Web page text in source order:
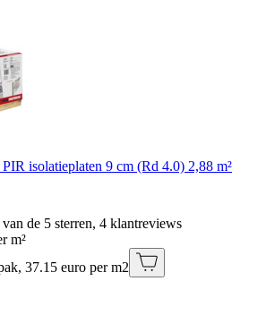
isolatieplaten 9 cm (Rd 4.0) 2,88 m²
de 5 sterren, 4 klantreviews
m²
37.15 euro per m2